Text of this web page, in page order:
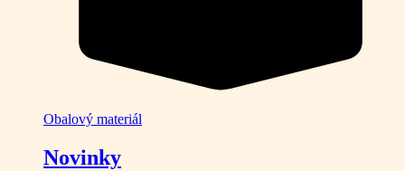
Obalový materiál
Novinky